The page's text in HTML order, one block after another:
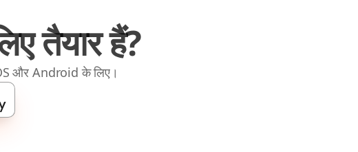
तैयार हैं?
और Android के लिए।